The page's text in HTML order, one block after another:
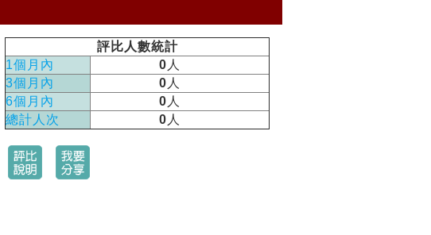
評比人數統計
1個月內
0 人
3個月內
0 人
6個月內
0 人
總計人次
0 人